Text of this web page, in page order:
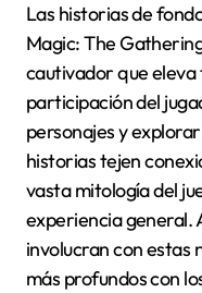
Las historias de fondo de las cartas de prerelease de
Magic: The
cautivador que eleva
participación del
personajes y
historias tejen
vasta mitología del
experiencia general.
involucran con estas
más profundos con